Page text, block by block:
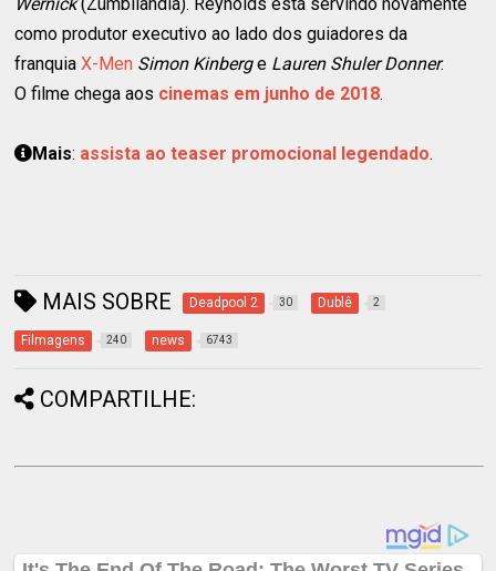
como produtor executivo ao lado dos guiadores da
franquiaX-Men Simon Kinberge Lauren Shuler Donner.
O filme chega aos cinemas em junho de 2018.
Mais: assista ao teaser promocional legendado.
MAIS SOBRE Deadpool 2 30 Dublê 2
Filmagens 240 news 6743
COMPARTILHE: